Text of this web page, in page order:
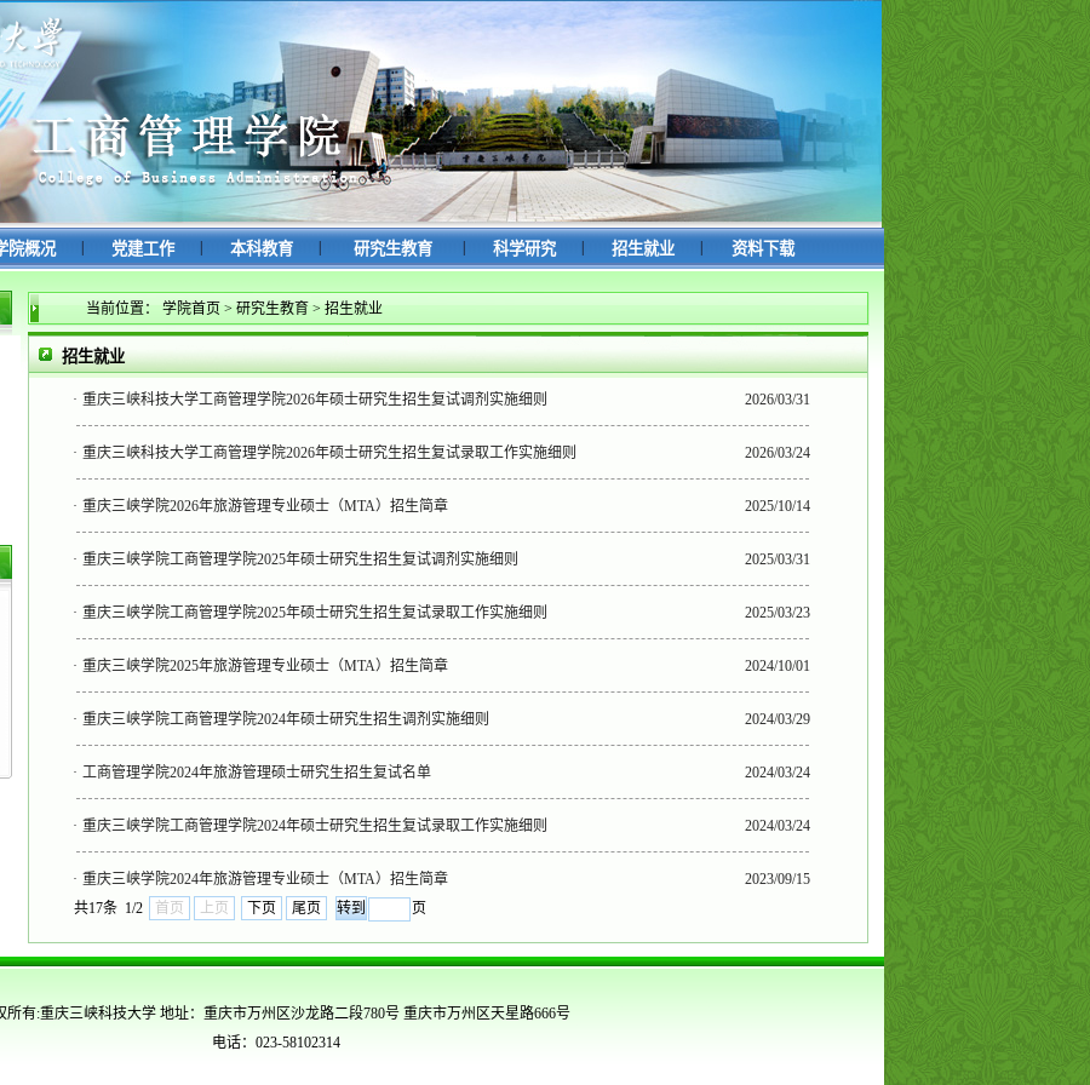
院概况 党建工作 本科教育 研究生教育 科学研究 招生就业 资料下载
当前位置： 学院首页 > 研究生教育 > 招生就业
招生就业
· 重庆三峡科技大学工商管理学院2026年硕士研究生招生复试调剂实施细则 2026/03/31
· 重庆三峡科技大学工商管理学院2026年硕士研究生招生复试录取工作实施细则 2026/03/24
· 重庆三峡学院2026年旅游管理专业硕士（MTA）招生简章 2025/10/14
· 重庆三峡学院工商管理学院2025年硕士研究生招生复试调剂实施细则 2025/03/31
· 重庆三峡学院工商管理学院2025年硕士研究生招生复试录取工作实施细则 2025/03/23
· 重庆三峡学院2025年旅游管理专业硕士（MTA）招生简章 2024/10/01
· 重庆三峡学院工商管理学院2024年硕士研究生招生调剂实施细则 2024/03/29
· 工商管理学院2024年旅游管理硕士研究生招生复试名单 2024/03/24
· 重庆三峡学院工商管理学院2024年硕士研究生招生复试录取工作实施细则 2024/03/24
· 重庆三峡学院2024年旅游管理专业硕士（MTA）招生简章
2023/09/15
共17条 1/2
首页 上页 下页 尾页 页
所有:重庆三峡科技大学 地址：重庆市万州区沙龙路二段780号 重庆市万州区天星路666号
电话：023-58102314